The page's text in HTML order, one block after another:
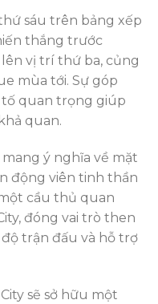
sáu trên bảng xếp
thắng trước
vị trí thứ ba, củng
mùa tới. Sự góp
tố quan trọng giúp
quan.
ý nghĩa về mặt
động viên tinh thần
cầu thủ quan
đóng vai trò then
trận đấu và hỗ trợ
sẽ sở hữu một